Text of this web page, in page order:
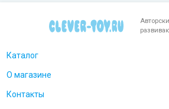
Каталог
О магазине
Контакты